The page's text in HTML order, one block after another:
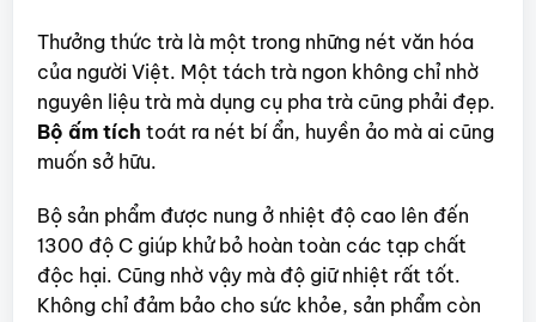
Thưởng thức trà là một trong những nét văn hóa
của người Việt. Một tách trà ngon không chỉ nhờ
nguyên liệu trà mà dụng cụ pha trà cũng phải đẹp.
Bộ ấm tích toát ra nét bí ẩn, huyền ảo mà ai cũng
muốn sở hữu.
Bộ sản phẩm được nung ở nhiệt độ cao lên đến
1300 độ C giúp khử bỏ hoàn toàn các tạp chất
độc hại. Cũng nhờ vậy mà độ giữ nhiệt rất tốt.
Không chỉ đảm bảo cho sức khỏe, sản phẩm còn